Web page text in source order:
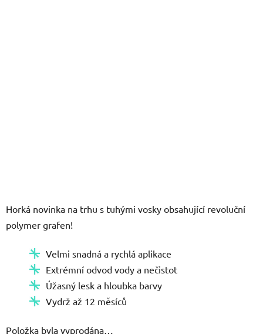
Horká novinka na trhu s tuhými vosky obsahující revoluční
polymer grafen!
Velmi snadná a rychlá aplikace
Extrémní odvod vody a nečistot
Úžasný lesk a hloubka barvy
Vydrž až 12 měsíců
Položka byla vyprodána…